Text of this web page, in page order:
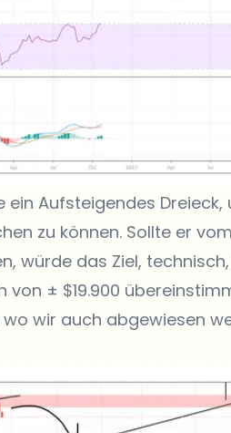
Aufsteigendes Dreieck,
zu können. Sollte er
würde das Ziel,
± $19.900
wir auch abgewiesen